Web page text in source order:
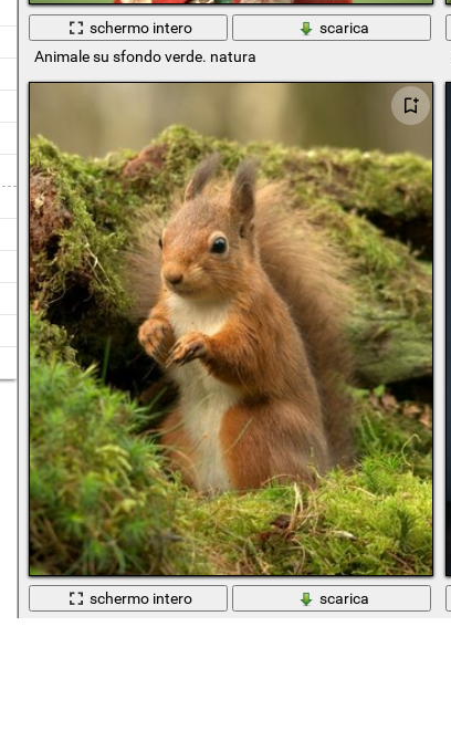
schermo intero
scarica
Animale su sfondo verde. natura
schermo intero
scarica